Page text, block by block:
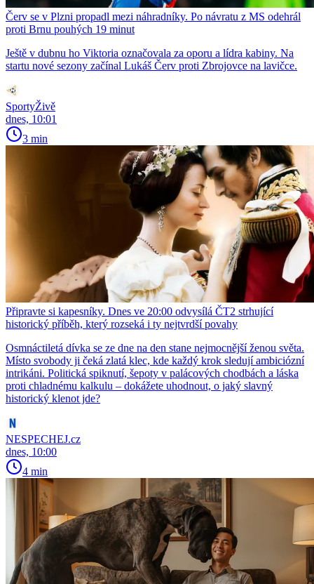
Červ se v Plzni propadl mezi náhradníky. Po návratu z MS odehrál
proti Brnu pouhých 19 minut
Ještě v dubnu ho Viktoria označovala za oporu a lídra kabiny. Na
startu nové sezony začínal Lukáš Červ proti Zbrojovce na lavičce.
SportyŽivě
dnes, 10:01
3 min
Připravte si kapesníky. Dnes ve 20:00 odvysílá ČT2 strhující
historický příběh, který rozseká i ty nejtvrdší povahy
Osmnáctiletá dívka se ze dne na den stane nejmocnější ženou světa.
Místo svobody ji čeká zlatá klec, kde každý krok sledují ambiciózní
intrikáni. Politická spiknutí, šepoty v palácových chodbách a láska
proti chladnému kalkulu – dokážete uhodnout, o jaký slavný
historický klenot jde?
NESPECHEJ.cz
dnes, 10:00
4 min